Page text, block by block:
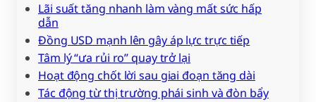
Lãi suất tăng nhanh làm vàng mất sức hấp
dẫn
Đồng USD mạnh lên gây áp lực trực tiếp
Tâm lý “ưa rủi ro” quay trở lại
Hoạt động chốt lời sau giai đoạn tăng dài
Tác động từ thị trường phái sinh và đòn bẩy